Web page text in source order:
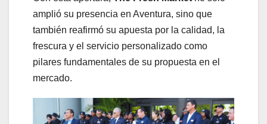
amplió su presencia en Aventura, sino que
también reafirmó su apuesta por la calidad, la
frescura y el servicio personalizado como
pilares fundamentales de su propuesta en el
mercado.